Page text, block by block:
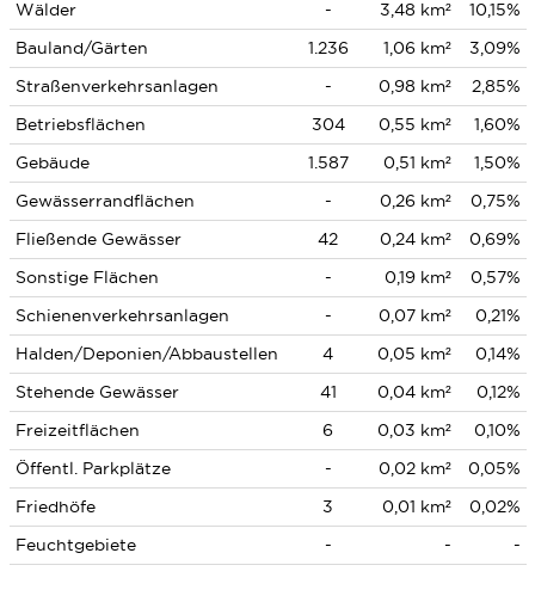
Wälder - 3,48 km²
10,15%
Bauland/Gärten
1.236 1,06 km²
3,09%
Straßenverkehrsanlagen
- 0,98 km²
2,85%
Betriebsflächen
304 0,55 km²
1,60%
Gebäude
1.587 0,51 km²
1,50%
Gewässerrandflächen
- 0,26 km²
0,75%
Fließende Gewässer
42 0,24 km²
0,69%
Sonstige Flächen
- 0,19 km²
0,57%
Schienenverkehrsanlagen
- 0,07 km²
0,21%
Halden/Deponien/Abbaustellen
4 0,05 km²
0,14%
Stehende Gewässer
41 0,04 km²
0,12%
Freizeitflächen
6 0,03 km²
0,10%
Öffentl. Parkplätze
- 0,02 km²
0,05%
Friedhöfe
3 0,01 km²
0,02%
Feuchtgebiete
- - -